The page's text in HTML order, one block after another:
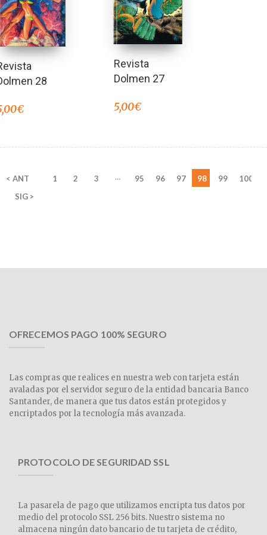
28
€
Revista
Dolmen 27
5,00€
< ANT 1 2 3 … 95 96 97 98 99
100
SIG >
OFRECEMOS PAGO 100% SEGURO
Las compras que realices en nuestra web con tarjeta están
avaladas por el servidor seguro de la entidad bancaria Banco
Santander, de manera que tus datos están protegidos y
encriptados por la tecnología más avanzada.
PROTOCOLO DE SEGURIDAD SSL
La pasarela de pago que utilizamos encripta tus datos por
medio del protocolo SSL 256 bits. Nuestro sistema no
almacena ningún dato bancario de tu tarjeta de crédito,